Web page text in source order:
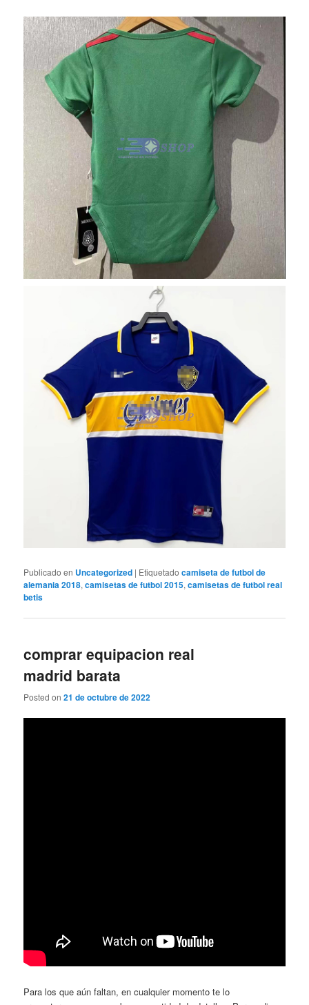
Publicado en Uncategorized | Etiquetado camiseta de futbol de
alemania 2018,camisetas de futbol 2015,camisetas de futbol real
betis
comprar equipacion real
madrid barata
Posted on21 de octubre de 2022
Para los que aún faltan, en cualquier momento te lo